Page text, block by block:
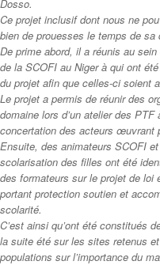
Dosso.
Ce projet inclusif dont nous ne
bien de prouesses le temps de sa
De prime abord, il a réunis au
de la SCOFI au Niger à qui ont
du projet afin que celles-ci soient
Le projet a permis de réunir des
domaine lors d’un atelier des
concertation des acteurs œuvrant
Ensuite, des animateurs SCOFI
scolarisation des filles ont été
des formateurs sur le projet de loi
portant protection soutien et
scolarité.
C’est ainsi qu’ont été constitués
la suite été sur les sites retenus
populations sur l’importance du